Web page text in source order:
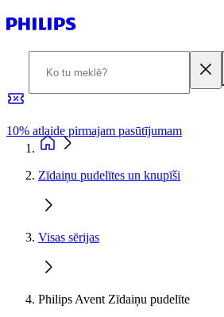
10% atlaide pirmajam pasūtījumam
Zīdaiņu pudelītes un knupīši
Visas sērijas
Philips Avent Zīdaiņu pudelīte